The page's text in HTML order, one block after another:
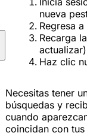
nueva
Regresa
Recarga
actualizar)
Haz clic
Necesitas tener
búsquedas y
cuando
coincidan con